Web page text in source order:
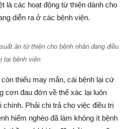
là các hoạt động từ thiện dành cho
diễn ra ở các bệnh viện.
ăn từ thiện cho bệnh nhân đang điều
tại bệnh viện
thiếu may mắn, cái bệnh lại cứ
cơn đau đớn về thể xác lại luôn
chính. Phải chi trả cho việc điều trị
hiểm nghèo đã làm không ít bệnh